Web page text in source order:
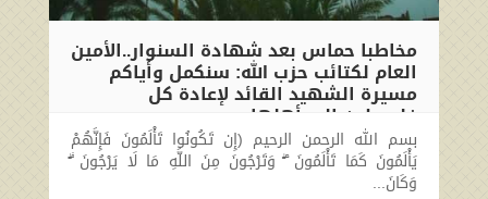
مخاطبا حماس بعد شهادة السنوار..الأمين
العام لكتائب حزب الله: سنكمل وأياكم
مسيرة الشهيد القائد لإعادة كل
فلسطين إلى أهلها
2024-10-18 19:00:47
بسم الله الرحمن الرحيم (إِن تَكُونُوا تَأْلَمُونَ فَإِنَّهُمْ
يَأْلَمُونَ كَمَا تَأْلَمُونَ ۖ وَتَرْجُونَ مِنَ اللَّهِ مَا لَا يَرْجُونَ ۗ
وَكَانَ...